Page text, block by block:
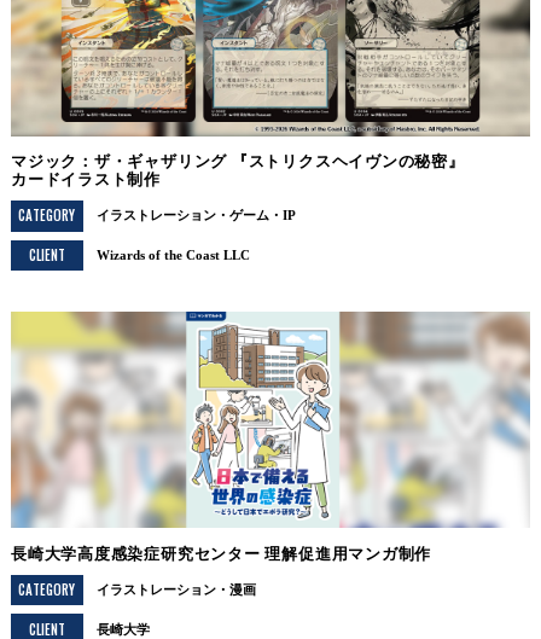
マジック：ザ・ギャザリング 『ストリクスヘイヴンの秘密』
カードイラスト制作
CATEGORY
イラストレーション ゲーム・IP
CLIENT Wizards of the Coast LLC
長崎大学高度感染症研究センター 理解促進用マンガ制作
CATEGORY
イラストレーション 漫画
CLIENT 長崎大学